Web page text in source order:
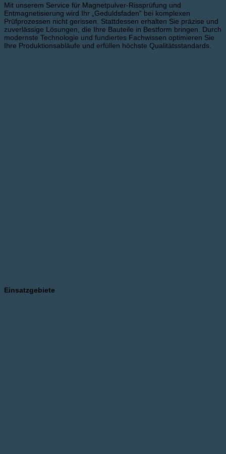
Mit unserem Service für Magnetpulver-Rissprüfung und
Entmagnetisierung wird Ihr „Geduldsfaden“ bei komplexen
Prüfprozessen nicht gerissen. Stattdessen erhalten Sie präzise und
zuverlässige Lösungen, die Ihre Bauteile in Bestform bringen. Durch
modernste Technologie und fundiertes Fachwissen optimieren Sie
Ihre Produktionsabläufe und erfüllen höchste Qualitätsstandards.
Einsatzgebiete